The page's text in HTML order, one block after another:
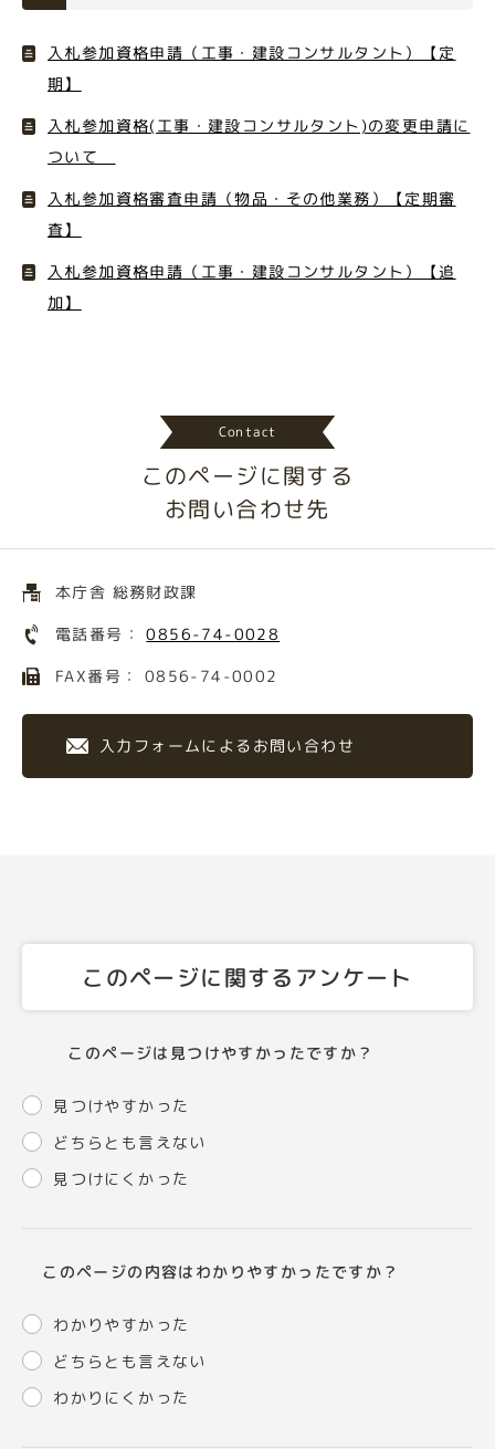
入札参加資格申請（工事・建設コンサルタント）【定
期】
入札参加資格(工事・建設コンサルタント)の変更申請に
ついて
入札参加資格審査申請（物品・その他業務）【定期審
査】
入札参加資格申請（工事・建設コンサルタント）【追
加】
Contact
このページに関する
お問い合わせ先
本庁舎 総務財政課
電話番号：0856-74-0028
FAX番号： 0856-74-0002
入力フォームによるお問い合わせ
このページに関するアンケート
このページは見つけやすかったですか？
見つけやすかった
どちらとも言えない
見つけにくかった
このページの内容はわかりやすかったですか？
わかりやすかった
どちらとも言えない
わかりにくかった